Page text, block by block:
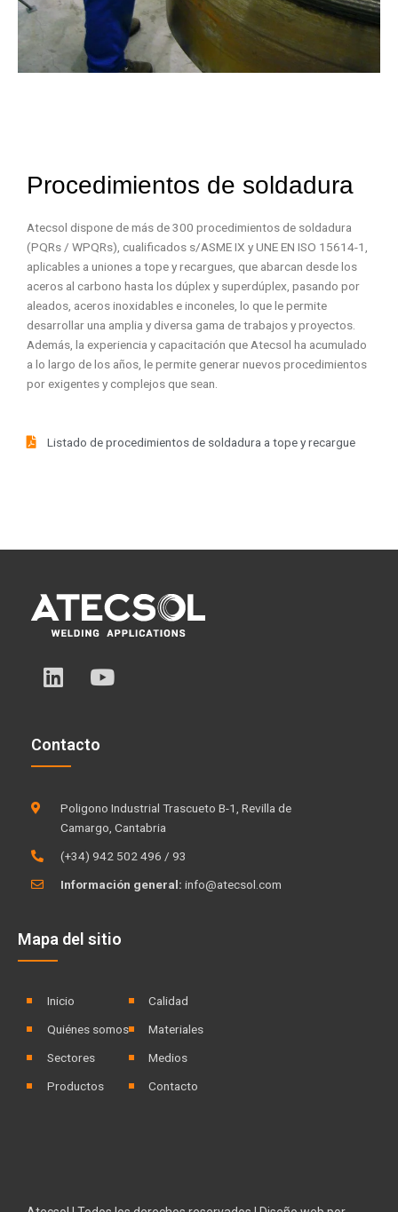
Procedimientos de soldadura
Atecsol dispone de más de 300 procedimientos de soldadura
(PQRs / WPQRs), cualificados s/ASME IX y UNE EN ISO 15614-1,
aplicables a uniones a tope y recargues, que abarcan desde los
aceros al carbono hasta los dúplex y superdúplex, pasando por
aleados, aceros inoxidables e inconeles, lo que le permite
desarrollar una amplia y diversa gama de trabajos y proyectos.
Además, la experiencia y capacitación que Atecsol ha acumulado
a lo largo de los años, le permite generar nuevos procedimientos
por exigentes y complejos que sean.
Listado de procedimientos de soldadura a tope y recargue
L
i
e
d
n
Y
o
e
Contacto
Poligono Industrial Trascueto B-1, Revilla de
Camargo, Cantabria
(+34) 942 502 496 / 93
Información general: info@atecsol.com
Mapa del sitio
Inicio
Quiénes somos
Sectores
Productos
Calidad
Materiales
Medios
Contacto